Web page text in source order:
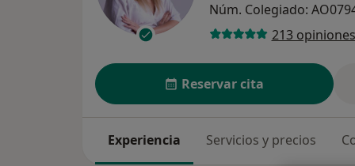
Núm. Colegiado:
213 opiniones
Reservar cita
Experiencia Servicios y precios